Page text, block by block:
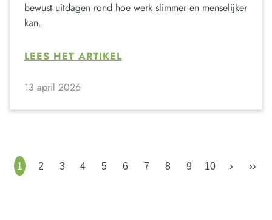
bewust uitdagen rond hoe werk slimmer en menselijker
kan.
LEES HET ARTIKEL
13 april 2026
1 2 3 4 5 6 7 8 9 10 › ››